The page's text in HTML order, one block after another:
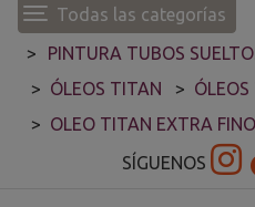
Todas las categorías
PINTURA TUBOS
ÓLEOS TITAN
OLEO TITAN EXTRA
SÍGUENOS